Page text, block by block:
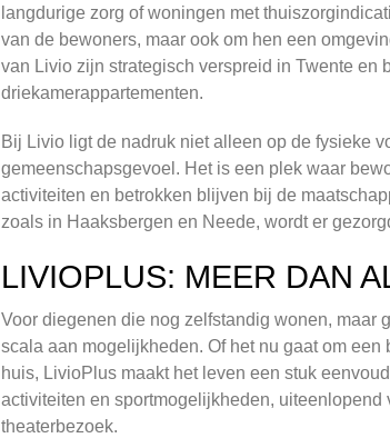
langdurige zorg of woningen met
van de bewoners, maar ook om hen een
van Livio zijn strategisch verspreid in Twente en
driekamerappartementen.
Bij Livio ligt de nadruk niet alleen op de fysieke
gemeenschapsgevoel. Het is een plek waar
activiteiten en betrokken blijven bij de
zoals in Haaksbergen en Neede, wordt er
LIVIOPLUS: MEER DAN
Voor diegenen die nog zelfstandig wonen,
scala aan mogelijkheden. Of het nu gaat om
huis, LivioPlus maakt het leven een stuk
activiteiten en sportmogelijkheden,
theaterbezoek.